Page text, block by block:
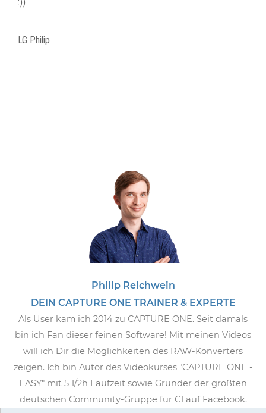
:))
LG Philip
Philip Reichwein
DEIN CAPTURE ONE TRAINER & EXPERTE
Als User kam ich 2014 zu CAPTURE ONE. Seit damals
bin ich Fan dieser feinen Software! Mit meinen Videos
will ich Dir die Möglichkeiten des RAW-Konverters
zeigen. Ich bin Autor des Videokurses "CAPTURE ONE -
EASY" mit 5 1/2h Laufzeit sowie Gründer der größten
deutschen Community-Gruppe für C1 auf Facebook.